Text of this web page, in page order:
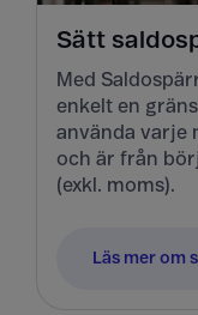
Sätt
Med
enkelt en
använda varje
och är från
(exkl. moms).
Läs mer om